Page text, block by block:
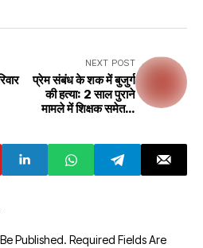
NEXT POST
प्रेम संबंध के शक में बुजुर्ग
की हत्या: 2 साल पुराने
मामले में शिक्षक समेत 3
Published. Required Fields Are